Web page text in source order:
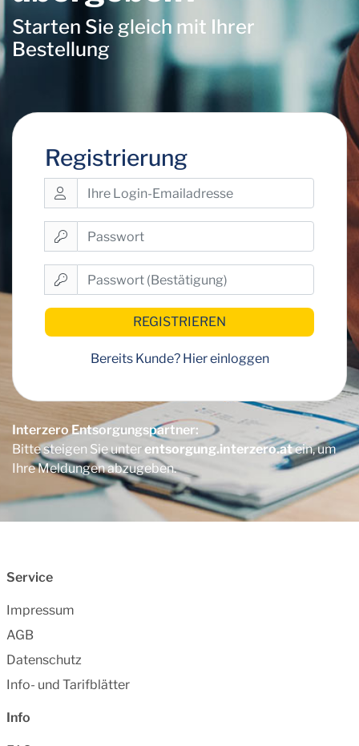
Starten Sie gleich mit Ihrer
Bestellung
Registrierung
REGISTRIEREN
Bereits Kunde? Hier einloggen
Interzero Entsorgungspartner:
Bitte steigen Sie unterentsorgung.interzero.atein, um
Ihre Meldungen abzugeben.
Service
Impressum
AGB
Datenschutz
Info- und Tarifblätter
Info